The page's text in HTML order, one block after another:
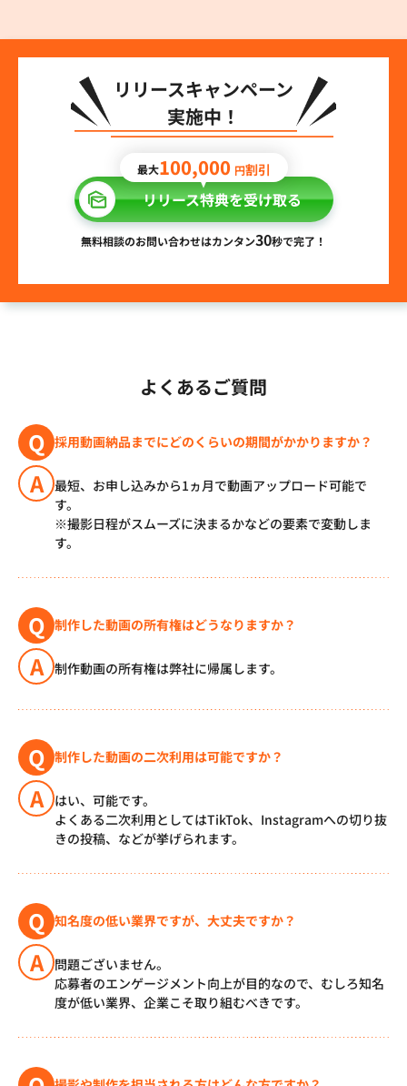
リリースキャンペーン
実施中！
最大100,000 円割引
リリース特典を受け取る
無料相談のお問い合わせはカンタン30秒で完了！
よくあるご質問
Q 採用動画納品までにどのくらいの期間がかかりますか？
A
最短、お申し込みから1ヵ月で動画アップロード可能で
す。
※撮影日程がスムーズに決まるかなどの要素で変動しま
す。
Q 制作した動画の所有権はどうなりますか？
A 制作動画の所有権は弊社に帰属します。
Q 制作した動画の二次利用は可能ですか？
A
はい、可能です。
よくある二次利用としてはTikTok、Instagramへの切り抜
きの投稿、などが挙げられます。
Q 知名度の低い業界ですが、大丈夫ですか？
A
問題ございません。
応募者のエンゲージメント向上が目的なので、むしろ知名
度が低い業界、企業こそ取り組むべきです。